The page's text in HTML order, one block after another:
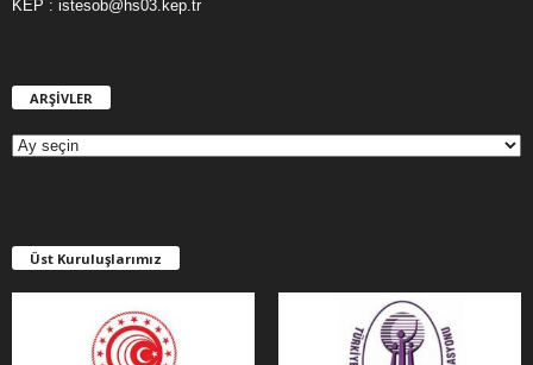
KEP : istesob@hs03.kep.tr
ARŞİVLER
E
R
Üst Kuruluşlarımız